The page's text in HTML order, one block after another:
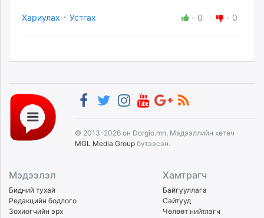
Хариулах · Устгах - 0 - 0
© 2013-2026 он Dorgio.mn, Мэдээллийн хөтөч
MGL Media Group бүтээсэн.
Мэдээлэл
Бидний тухай
Редакцийн бодлого
Зохиогчийн эрх
Хамтрагч
Байгууллага
Сайтууд
Чөлөөт нийтлэгч